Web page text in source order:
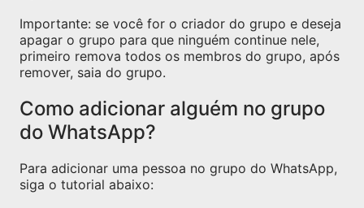
Importante: se você for o criador do grupo e deseja
apagar o grupo para que ninguém continue nele,
primeiro remova todos os membros do grupo, após
remover, saia do grupo.
Como adicionar alguém no grupo
do WhatsApp?
Para adicionar uma pessoa no grupo do WhatsApp,
siga o tutorial abaixo: